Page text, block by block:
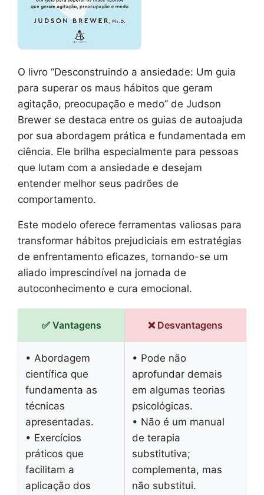
O livro “Desconstruindo a ansiedade: Um guia
para superar os maus hábitos que geram
agitação, preocupação e medo” de Judson
Brewer se destaca entre os guias de autoajuda
por sua abordagem prática e fundamentada em
ciência. Ele brilha especialmente para pessoas
que lutam com a ansiedade e desejam
entender melhor seus padrões de
comportamento.
Este modelo oferece ferramentas valiosas para
transformar hábitos prejudiciais em estratégias
de enfrentamento eficazes, tornando-se um
aliado imprescindível na jornada de
autoconhecimento e cura emocional.
✅ Vantagens ❌ Desvantagens
• Abordagem
científica que
fundamenta as
técnicas
apresentadas.
• Exercícios
práticos que
facilitam a
aplicação dos
• Pode não
aprofundar demais
em algumas teorias
psicológicas.
• Não é um manual
de terapia
substitutiva;
complementa, mas
não substitui.